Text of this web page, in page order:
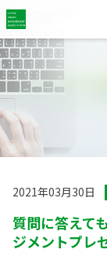
2021年03月30日
質問に答えて
ジメントプレ